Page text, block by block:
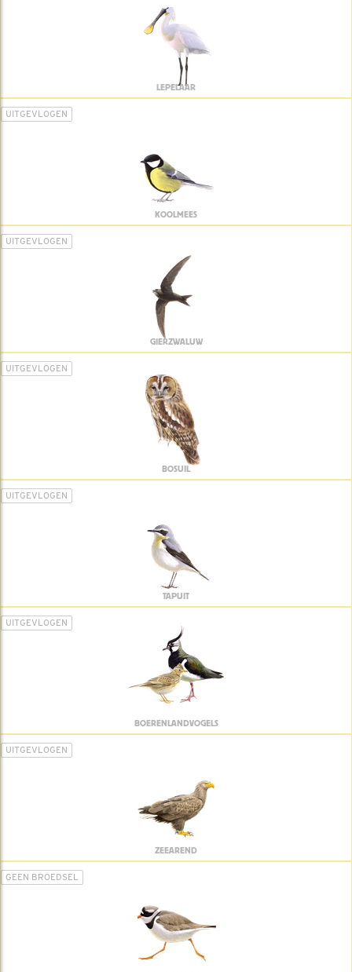
LEPELAAR
UITGEVLOGEN
KOOLMEES
UITGEVLOGEN
GIERZWALUW
UITGEVLOGEN
BOSUIL
UITGEVLOGEN
TAPUIT
UITGEVLOGEN
BOERENLANDVOGELS
UITGEVLOGEN
ZEEAREND
GEEN BROEDSEL